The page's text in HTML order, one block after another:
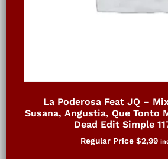
La Poderosa Feat JQ –
Susana, Angustia, Que Tonto
Dead Edit Simple
Regular Price $2,99